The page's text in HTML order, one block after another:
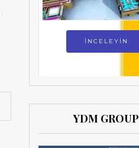
İNCELEYİN
YDM GROUP